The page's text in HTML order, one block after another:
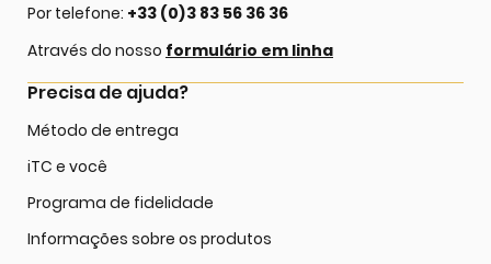
Por telefone: +33 (0)3 83 56 36 36
Através do nosso formulário em linha
Precisa de ajuda?
Método de entrega
iTC e você
Programa de fidelidade
Informações sobre os produtos